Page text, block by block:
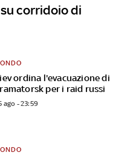
corridoio di
ordina l'evacuazione di
per i raid russi
ago - 23:59